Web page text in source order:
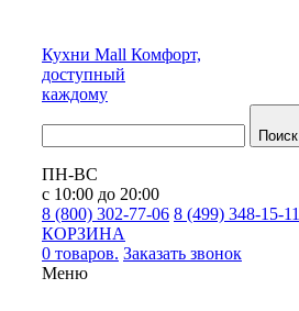
Кухни Mall Комфорт,
доступный
каждому
Поиск
ПН-ВС
с 10:00 до 20:00
8 (800) 302-77-06 8 (499) 348-15-11
КОРЗИНА
0 товаров. Заказать звонок
Меню